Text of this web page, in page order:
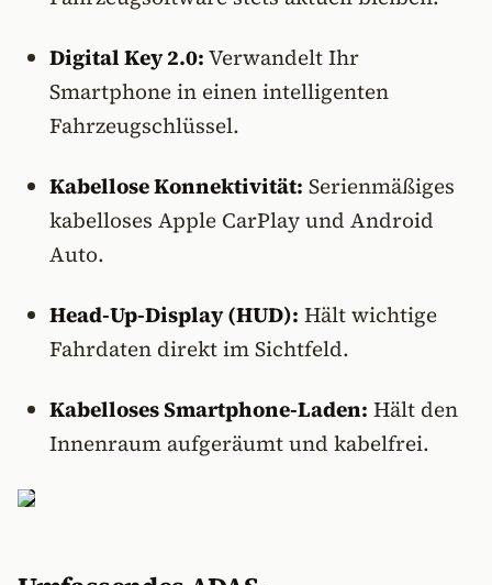
Digital Key 2.0:Verwandelt Ihr
Smartphone in einen intelligenten
Fahrzeugschlüssel.
Kabellose Konnektivität: Serienmäßiges
kabelloses Apple CarPlay und Android
Auto.
Head-Up-Display (HUD): Hält wichtige
Fahrdaten direkt im Sichtfeld.
Kabelloses Smartphone-Laden: Hält den
Innenraum aufgeräumt und kabelfrei.